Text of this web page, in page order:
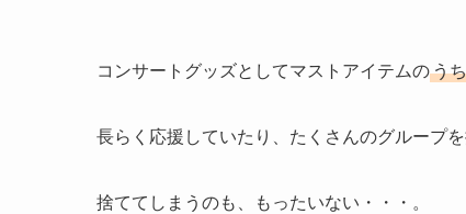
コンサートグッズとしてマストアイテムのう
長らく応援していたり、たくさんのグループ
捨ててしまうのも、もったいない・・・。